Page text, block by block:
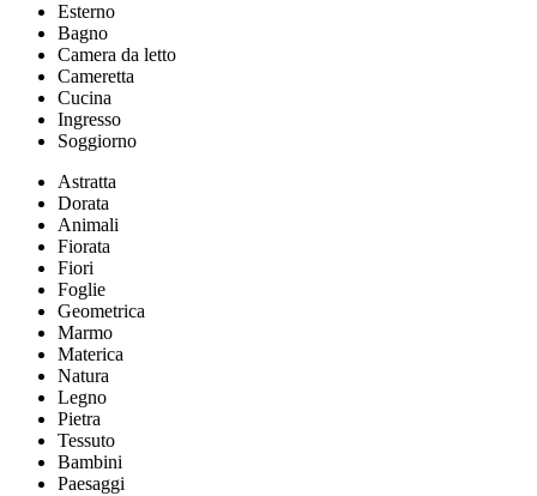
Esterno
Bagno
Camera da letto
Cameretta
Cucina
Ingresso
Soggiorno
Astratta
Dorata
Animali
Fiorata
Fiori
Foglie
Geometrica
Marmo
Materica
Natura
Legno
Pietra
Tessuto
Bambini
Paesaggi